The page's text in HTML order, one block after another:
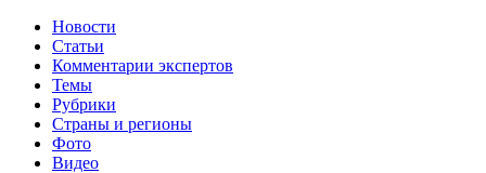
Новости
Статьи
Комментарии экспертов
Темы
Рубрики
Страны и регионы
Фото
Видео